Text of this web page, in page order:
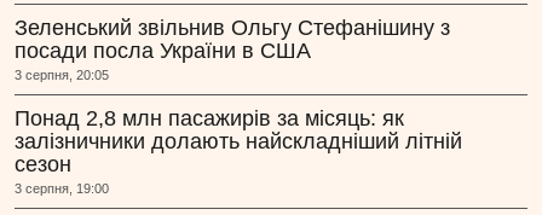
Зеленський звільнив Ольгу Стефанішину з
посади посла України в США
3 серпня, 20:05
Понад 2,8 млн пасажирів за місяць: як
залізничники долають найскладніший літній
сезон
3 серпня, 19:00